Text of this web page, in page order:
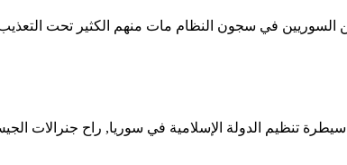
في سجون النظام مات منهم الكثير تحت التعذيب
تنظيم الدولة الإسلامية في سوريا, راح جنرالات الجيش